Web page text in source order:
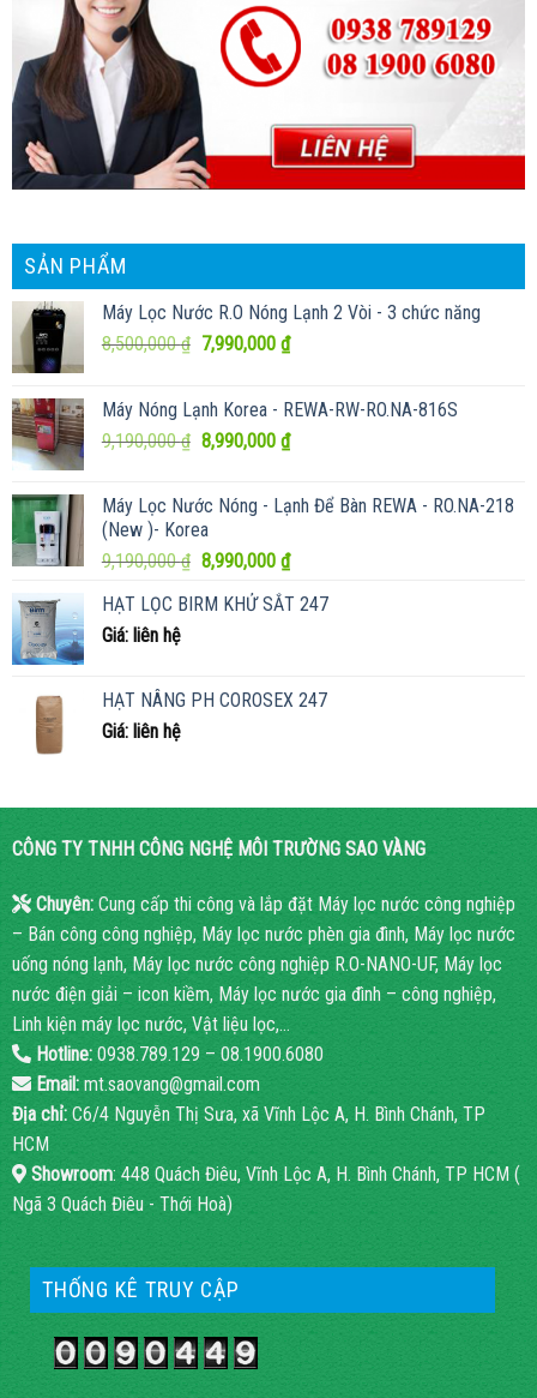
SẢN PHẨM
Máy Lọc Nước R.O Nóng Lạnh 2 Vòi - 3 chức năng
8,500,000₫ Giá
8,500,000 ₫.
7,990,000 ₫Giá
là:
7,990,000 ₫.
Máy Nóng Lạnh Korea - REWA-RW-RO.NA-816S
9,190,000₫ Giá
9,190,000 ₫.
8,990,000 ₫Giá
là:
Máy Lọc Nước Nóng - Lạnh Để Bàn REWA - RO.NA-218
(New )- Korea
9,190,000₫ Giá
là:
8,990,000 ₫Giá
tại
HẠT LỌC BIRM KHỬ SẮT 247
Giá: liên hệ
HẠT NÂNG PH COROSEX 247
Giá: liên hệ
CÔNG TY TNHH CÔNG NGHỆ MÔI TRƯỜNG SAO VÀNG
Chuyên: Cung cấp thi công và lắp đặt Máy lọc nước công nghiệp
– Bán công công nghiệp, Máy lọc nước phèn gia đình, Máy lọc nước
uống nóng lạnh, Máy lọc nước công nghiệp R.O-NANO-UF, Máy lọc
nước điện giải – icon kiềm, Máy lọc nước gia đình – công nghiệp,
Linh kiện máy lọc nước, Vật liệu lọc,…
Hotline:0938.789.129 – 08.1900.6080
Email:mt.saovang@gmail.com
Địa chỉ: C6/4 Nguyễn Thị Sưa, xã Vĩnh Lộc A, H. Bình Chánh, TP
HCM
Showroom: 448 Quách Điêu, Vĩnh Lộc A, H. Bình Chánh, TP HCM (
Ngã 3 Quách Điêu - Thới Hoà)
THỐNG KÊ TRUY CẬP